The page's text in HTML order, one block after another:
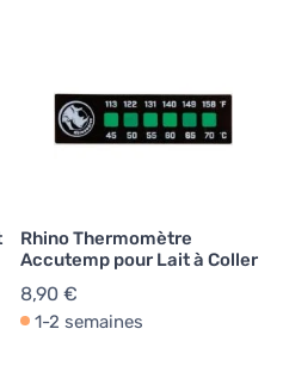
Rhino Thermomètre
Accutemp pour Lait à Coller
8,90 €
1-2 semaines